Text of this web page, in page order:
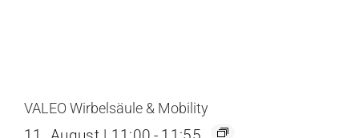
VALEO Wirbelsäule & Mobility